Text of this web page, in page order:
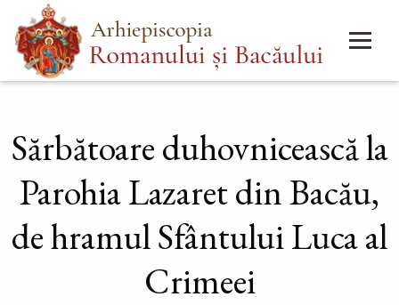
Mergi
la
conţinutul
Main
menu
Sărbătoare duhovnicească la
Parohia Lazaret din Bacău,
de hramul Sfântului Luca al
Crimeei